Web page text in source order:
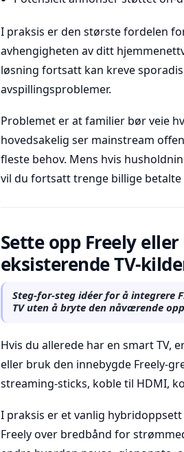
I praksis er den største fordelen
avhengigheten av ditt
løsning fortsatt kan kreve
avspillingsproblemer.
Problemet er at familier bør veie
hovedsakelig ser mainstream
fleste behov. Mens hvis
vil du fortsatt trenge billige betalte
Sette opp Freely
eksisterende TV-
Steg-for-steg idéer for å integrere
TV uten å bryte den nåværende
Hvis du allerede har en smart TV,
eller bruk den innebygde Freely-
streaming-sticks, koble til HDMI,
I praksis er et vanlig
Freely over bredbånd for